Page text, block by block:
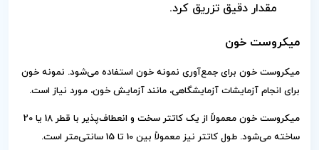
مقدار دقیق تزریق کرد.
میکروست خون
میکروست خون برای جمع‌آوری نمونه خون استفاده می‌شود. نمونه خون
برای انجام آزمایشات آزمایشگاهی، مانند آزمایش خون، مورد نیاز است.
میکروست خون معمولاً از یک کاتتر سخت و انعطاف‌پذیر با قطر 18 یا 20
ساخته می‌شود. طول کاتتر نیز معمولاً بین 10 تا 15 سانتی‌متر است.